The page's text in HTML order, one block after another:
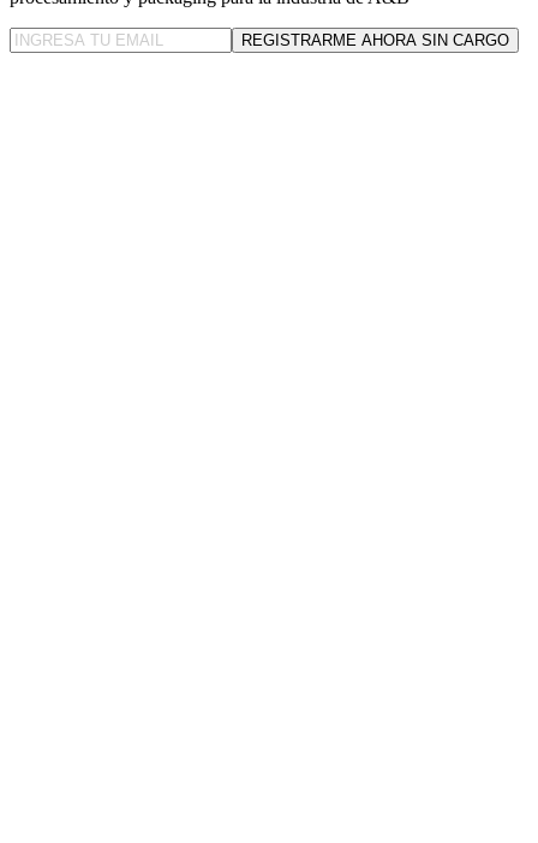
REGISTRARME AHORA SIN CARGO